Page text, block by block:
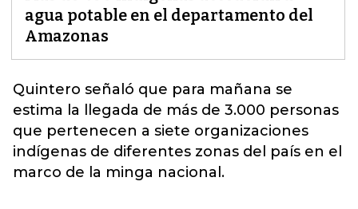
agua potable en el departamento del
Amazonas
Quintero señaló que para mañana se
estima la llegada de más de 3.000 personas
que pertenecen a siete organizaciones
indígenas de diferentes zonas del país en el
marco de la minga nacional.